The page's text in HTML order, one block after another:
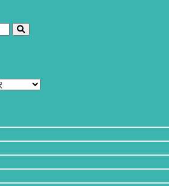
】プル系5種目を徹底
腕二頭筋の筋肉に最も